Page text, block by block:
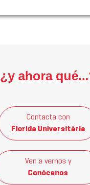
¿y ahora
Contacta con
Florida Universitària
Ven a vernos y
Conócenos